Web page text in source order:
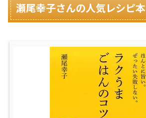
瀬尾幸子さんの人気レシピ本